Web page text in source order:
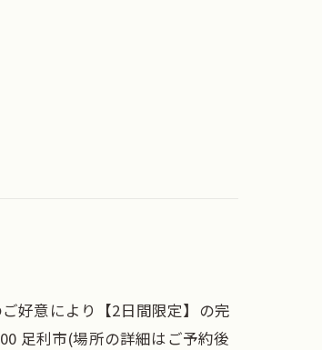
好意により【2日間限定】の完
足利市(場所の詳細はご予約後